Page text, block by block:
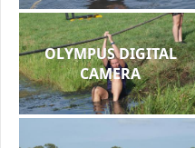
OLYMPUS DIGITAL
CAMERA